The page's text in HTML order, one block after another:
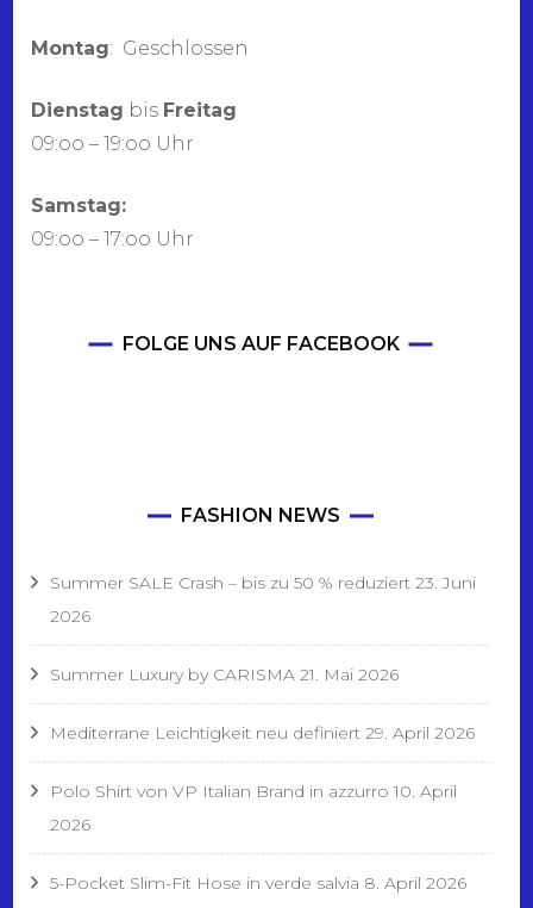
Montag: Geschlossen
Dienstag bis Freitag
09:oo – 19:oo Uhr
Samstag:
09:oo – 17:oo Uhr
FOLGE UNS AUF FACEBOOK
FASHION NEWS
Summer SALE Crash – bis zu 50 % reduziert 23. Juni
2026
Summer Luxury by CARISMA 21. Mai 2026
Mediterrane Leichtigkeit neu definiert 29. April 2026
Polo Shirt von VP Italian Brand in azzurro 10. April
2026
5-Pocket Slim-Fit Hose in verde salvia 8. April 2026